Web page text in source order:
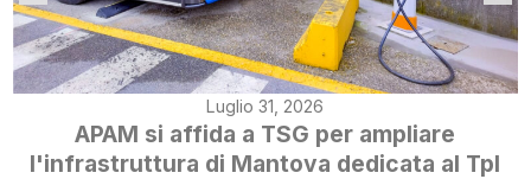
Luglio 31, 2026
APAM si affida a TSG per ampliare
l'infrastruttura di Mantova dedicata al Tpl